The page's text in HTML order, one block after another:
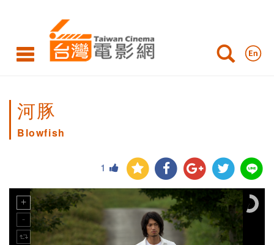
河豚
Blowfish
1